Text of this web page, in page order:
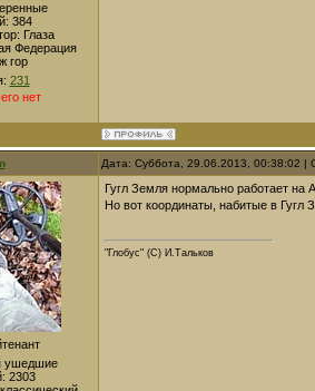
384
Глаза
Федерация
гор
231
нет
Дата: Суббота, 29.06.2013, 00:38:02
ушедшие
2303
Гугл Земля нормально работает на
Но вот координаты, набитые в
"Глобус" (С) И.Тальков